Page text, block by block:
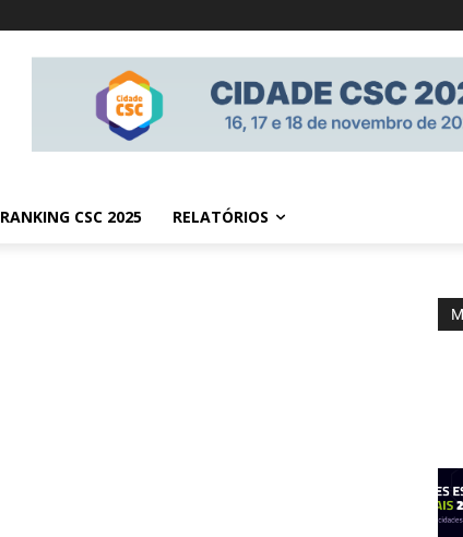
RANKING CSC 2025 RELATÓRIOS